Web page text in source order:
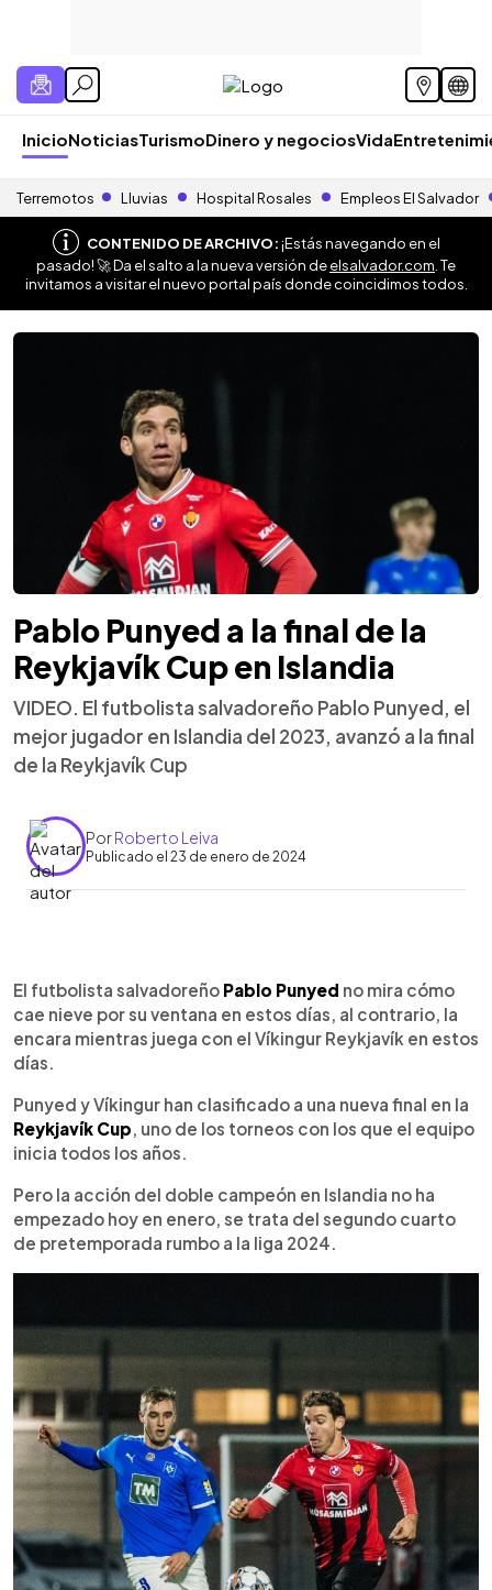
InicioNoticiasTurismoDinero y negociosVida
Terremotos Lluvias Hospital Rosales Empleos El Salvador
CONTENIDO DE ARCHIVO:¡Estás navegando en el
pasado! 🚀 Da el salto a la nueva versión deelsalvador.com . Te
invitamos a visitar el nuevo portal país donde coincidimos todos.
Pablo Punyed a la final de la
Reykjavík Cup en Islandia
VIDEO. El futbolista salvadoreño Pablo Punyed, el
mejor jugador en Islandia del 2023, avanzó a la final
de la Reykjavík Cup
PorRoberto Leiva
Publicado el 23 de enero de 2024
► Escuchar artículo
El futbolista salvadoreño Pablo Punyed no mira cómo
cae nieve por su ventana en estos días, al contrario, la
encara mientras juega con el Víkingur Reykjavík en estos
días.
Punyed y Víkingur han clasificado a una nueva final en la
Reykjavík Cup, uno de los torneos con los que el equipo
inicia todos los años.
Pero la acción del doble campeón en Islandia no ha
empezado hoy en enero, se trata del segundo cuarto
de pretemporada rumbo a la liga 2024.